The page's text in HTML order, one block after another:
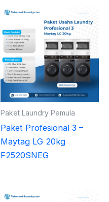
Paket Laundry Pemula
Paket Profesional 3 –
Maytag LG 20kg
F2520SNEG